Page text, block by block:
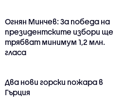
Огнян Минчев: За победа на
президентските избори ще
трябват минимум 1,2 млн.
гласа
Два нови горски пожара в
Гърция